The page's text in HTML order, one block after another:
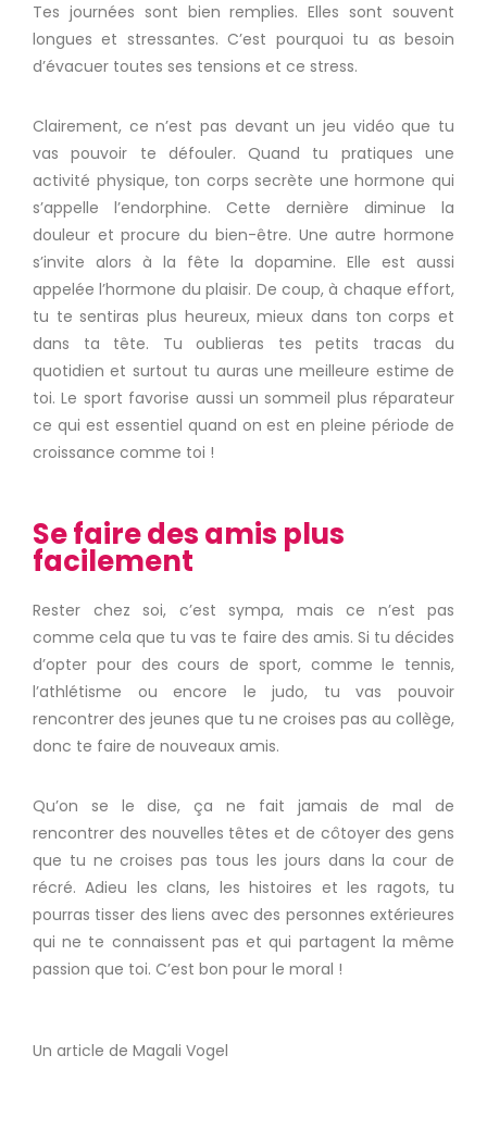
Tes journées sont bien remplies. Elles sont souvent
longues et stressantes. C’est pourquoi tu as besoin
d’évacuer toutes ses tensions et ce stress.
Clairement, ce n’est pas devant un jeu vidéo que tu
vas pouvoir te défouler. Quand tu pratiques une
activité physique, ton corps secrète une hormone qui
s’appelle l’endorphine. Cette dernière diminue la
douleur et procure du bien-être. Une autre hormone
s’invite alors à la fête la dopamine. Elle est aussi
appelée l’hormone du plaisir. De coup, à chaque effort,
tu te sentiras plus heureux, mieux dans ton corps et
dans ta tête. Tu oublieras tes petits tracas du
quotidien et surtout tu auras une meilleure estime de
toi. Le sport favorise aussi un sommeil plus réparateur
ce qui est essentiel quand on est en pleine période de
croissance comme toi !
Se faire des amis plus
facilement
Rester chez soi, c’est sympa, mais ce n’est pas
comme cela que tu vas te faire des amis. Si tu décides
d’opter pour des cours de sport, comme le tennis,
l’athlétisme ou encore le judo, tu vas pouvoir
rencontrer des jeunes que tu ne croises pas au collège,
donc te faire de nouveaux amis.
Qu’on se le dise, ça ne fait jamais de mal de
rencontrer des nouvelles têtes et de côtoyer des gens
que tu ne croises pas tous les jours dans la cour de
récré. Adieu les clans, les histoires et les ragots, tu
pourras tisser des liens avec des personnes extérieures
qui ne te connaissent pas et qui partagent la même
passion que toi. C’est bon pour le moral !
Un article de Magali Vogel